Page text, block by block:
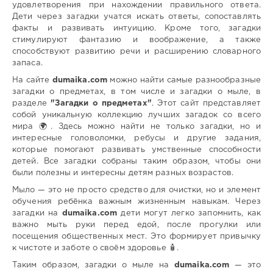
удовлетворения при нахождении правильного ответа.
Дети через загадки учатся искать ответы, сопоставлять
факты и развивать интуицию. Кроме того, загадки
стимулируют фантазию и воображение, а также
способствуют развитию речи и расширению словарного
запаса.
На сайте dumaika.comможно найти самые разнообразные
загадки о предметах, в том числе и загадки о мыле, в
разделе "Загадки о предметах". Этот сайт представляет
собой уникальную коллекцию лучших загадок со всего
мира 🌍. Здесь можно найти не только загадки, но и
интересные головоломки, ребусы и другие задания,
которые помогают развивать умственные способности
детей. Все загадки собраны таким образом, чтобы они
были полезны и интересны детям разных возрастов.
Мыло — это не просто средство для очистки, но и элемент
обучения ребёнка важным жизненным навыкам. Через
загадки на dumaika.comдети могут легко запомнить, как
важно мыть руки перед едой, после прогулки или
посещения общественных мест. Это формирует привычку
к чистоте и заботе о своём здоровье 🧴.
Таким образом, загадки о мыле наdumaika.com — это